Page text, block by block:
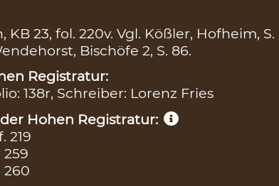
KB 23, fol. 220v. Vgl. Kößler, Hofheim, S.
Bischöfe 2, S. 86.
Registratur:
138r, Schreiber: Lorenz Fries
Hohen Registratur:
219
260